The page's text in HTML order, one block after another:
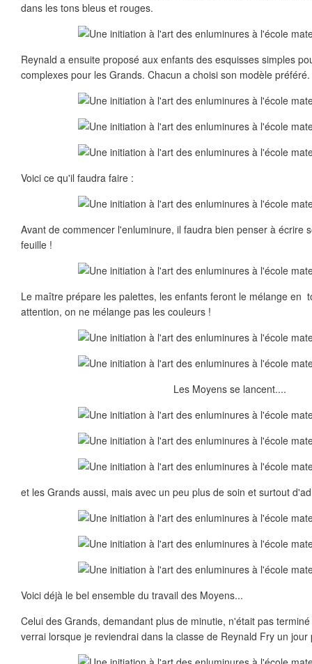
dans les tons bleus et rouges.
Reynald a ensuite proposé aux enfants des esquisses simples
complexes pour les Grands. Chacun a choisi son modèle préféré.
Voici ce qu'il faudra faire :
Avant de commencer l'enluminure, il faudra bien penser à écrire
feuille !
Le maître prépare les palettes, les enfants feront le mélange en
attention, on ne mélange pas les couleurs !
Les Moyens se lancent....
et les Grands aussi, mais avec un peu plus de soin et surtout
Voici déjà le bel ensemble du travail des Moyens...
Celui des Grands, demandant plus de minutie, n'était pas
verrai lorsque je reviendrai dans la classe de Reynald Fry un jour